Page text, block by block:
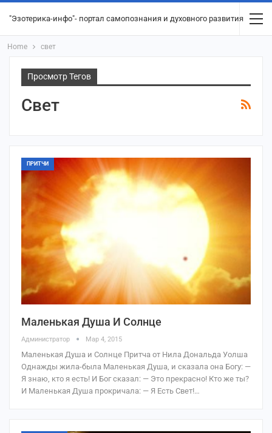
"Эзотерика-инфо"- портал самопознания и духовного развития
Home свет
Просмотр Тегов
Свет
ПРИТЧИ
Маленькая Душа И Солнце
Администратор Мар 4, 2015
Маленькая Душа и Солнце Притча от Нила Дональда Уолша
Однажды жила-была Маленькая Душа, и сказала она Богу: —
Я знаю, кто я есть! И Бог сказал: — Это прекрасно! Кто же ты?
И Маленькая Душа прокричала: — Я Есть Свет!…